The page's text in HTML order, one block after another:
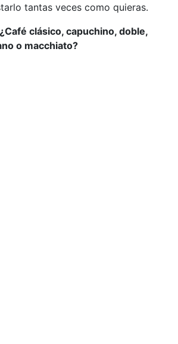
tantas veces como quieras.
clásico, capuchino, doble,
o macchiato?